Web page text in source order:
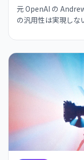
元 OpenAI の
の汎用性は実現しな
の「スペシャライゼ
段階へ。